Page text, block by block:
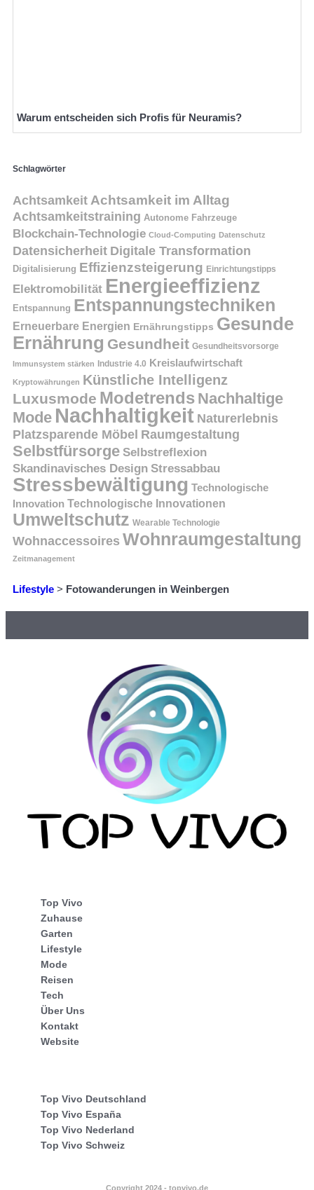
Warum entscheiden sich Profis für Neuramis?
Schlagwörter
AchtsamkeitAchtsamkeit im Alltag
Achtsamkeitstraining Autonome Fahrzeuge
Blockchain-Technologie Cloud-Computing Datenschutz
Datensicherheit Digitale Transformation
Digitalisierung Effizienzsteigerung Einrichtungstipps
Elektromobilität Energieeffizienz
Entspannung Entspannungstechniken
Erneuerbare Energien Ernährungstipps Gesunde
Ernährung Gesundheit Gesundheitsvorsorge
Immunsystem stärken Industrie 4.0 Kreislaufwirtschaft
Kryptowährungen Künstliche Intelligenz
Luxusmode Modetrends Nachhaltige
Mode Nachhaltigkeit Naturerlebnis
Platzsparende Möbel Raumgestaltung
Selbstfürsorge Selbstreflexion
Skandinavisches Design Stressabbau
Stressbewältigung Technologische
Innovation Technologische Innovationen
Umweltschutz Wearable Technologie
Wohnaccessoires Wohnraumgestaltung
Zeitmanagement
Lifestyle > Fotowanderungen in Weinbergen
Top Vivo
Zuhause
Garten
Lifestyle
Mode
Reisen
Tech
Über Uns
Kontakt
Website
Top Vivo Deutschland
Top Vivo España
Top Vivo Nederland
Top Vivo Schweiz
Copyright 2024 - topvivo.de